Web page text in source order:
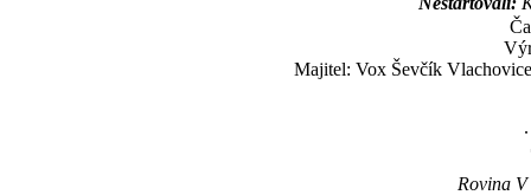
Majitel: Vox Ševčík
Rovina